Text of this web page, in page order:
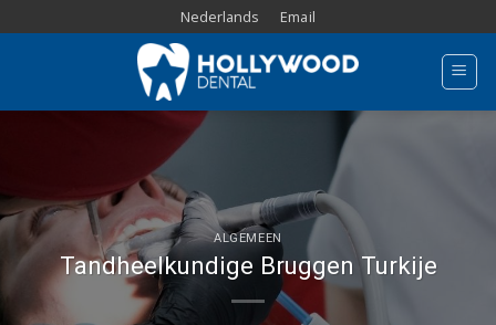
to
Nederlands Email
ALGEMEEN
Tandheelkundige Bruggen Turkije